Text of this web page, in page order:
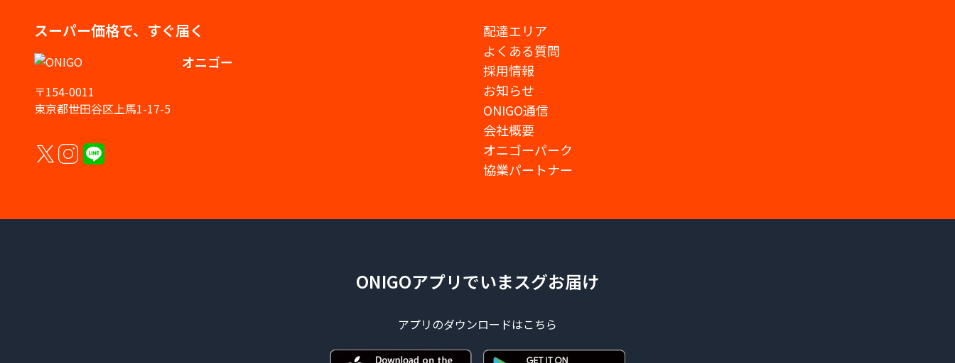
スーパー価格で、すぐ届く
オニゴー
〒154-0011
東京都世田谷区上馬1-17-5
配達エリア
よくある質問
採用情報
お知らせ
ONIGO通信
会社概要
オニゴーパーク
協業パートナー
ONIGOアプリでいまスグお届け
アプリのダウンロードはこちら